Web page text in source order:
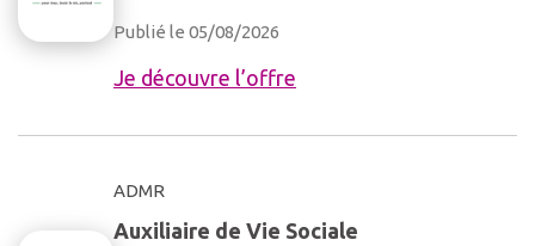
Publié le 05/08/2026
Je découvre l’offre
ADMR
Auxiliaire de Vie Sociale